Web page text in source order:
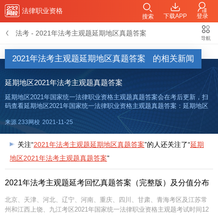
法律职业资格
下载APP 登录
搜索
法考 - 2021年法考主观题延期地区真题答案
导航
2021年法考主观题延期地区真题答案 的相关新闻
延期地区2021年法考主观题真题答案
延期地区2021年国家统一法律职业资格主观题真题答案会在考后更新，扫
码查看延期地区2021年国家统一法律职业资格主观题真题答案：延期地区
2021法考主观题考试真题答案>>考后更新2021年法考主观题考试为一卷，
包括案例分析题、法律文书题、论述题等题
来源 233网校 2021-11-25
关注“2021年法考主观题延期地区真题答案”的人还关注了“延期
地区2021年法考主观题真题答案”
2021年法考主观题延考回忆真题答案（完整版）及分值分布
北京、天津、河北、辽宁、河南、重庆、四川、甘肃、青海考区及江苏常
州和江西上饶、九江考区2021年国家统一法律职业资格主观题考试时间12